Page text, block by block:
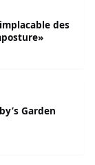
des
Garden